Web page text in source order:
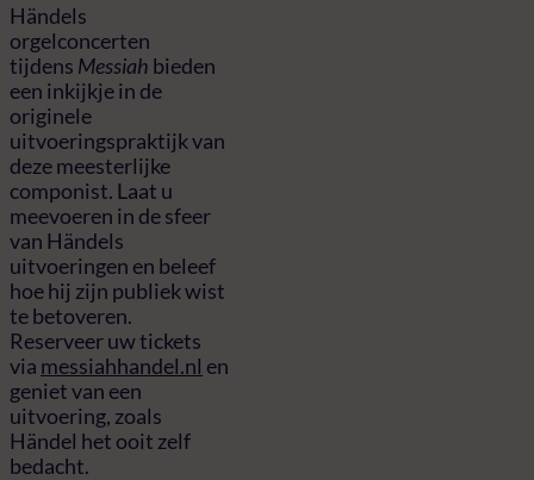
Händels
orgelconcerten
tijdens Messiah bieden
een inkijkje in de
originele
uitvoeringspraktijk van
deze meesterlijke
componist. Laat u
meevoeren in de sfeer
van Händels
uitvoeringen en beleef
hoe hij zijn publiek wist
te betoveren.
Reserveer uw tickets
via messiahhandel.nl en
geniet van een
uitvoering, zoals
Händel het ooit zelf
bedacht.